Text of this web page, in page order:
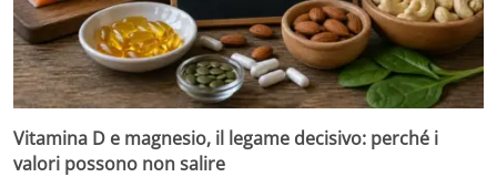
Vitamina D e magnesio, il legame decisivo: perché i
valori possono non salire